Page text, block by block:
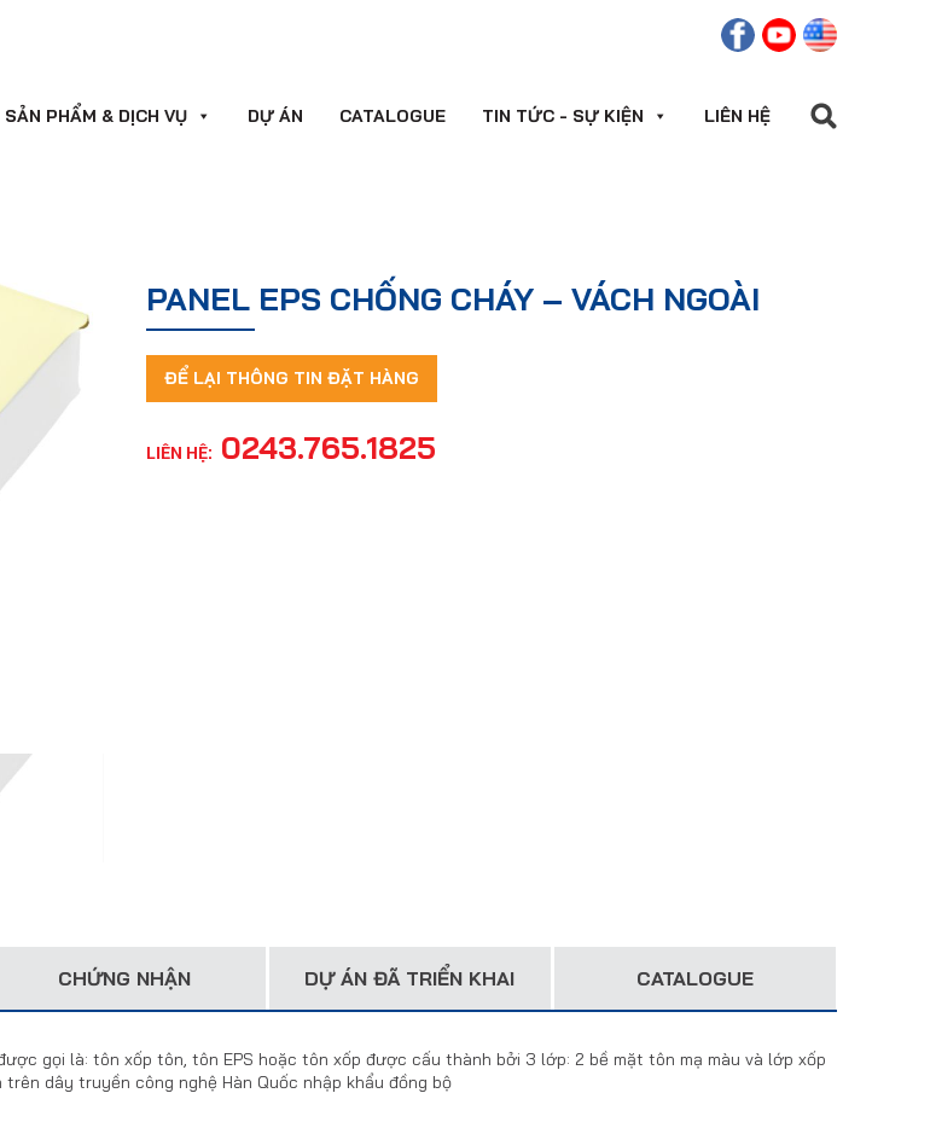
SẢN PHẨM & DỊCH VỤ DỰ ÁN CATALOGUE TIN TỨC - SỰ KIỆN LIÊN HỆ
PANEL EPS CHỐNG CHÁY – VÁCH NGOÀI
ĐỂ LẠI THÔNG TIN ĐẶT HÀNG
LIÊN HỆ: 0243.765.1825
CHỨNG NHẬN DỰ ÁN ĐÃ TRIỂN KHAI CATALOGUE
gọi là: tôn xốp tôn, tôn EPS hoặc tôn xốp được cấu thành bởi 3 lớp: 2 bề mặt tôn mạ màu và lớp xốp
dây truyền công nghệ Hàn Quốc nhập khẩu đồng bộ